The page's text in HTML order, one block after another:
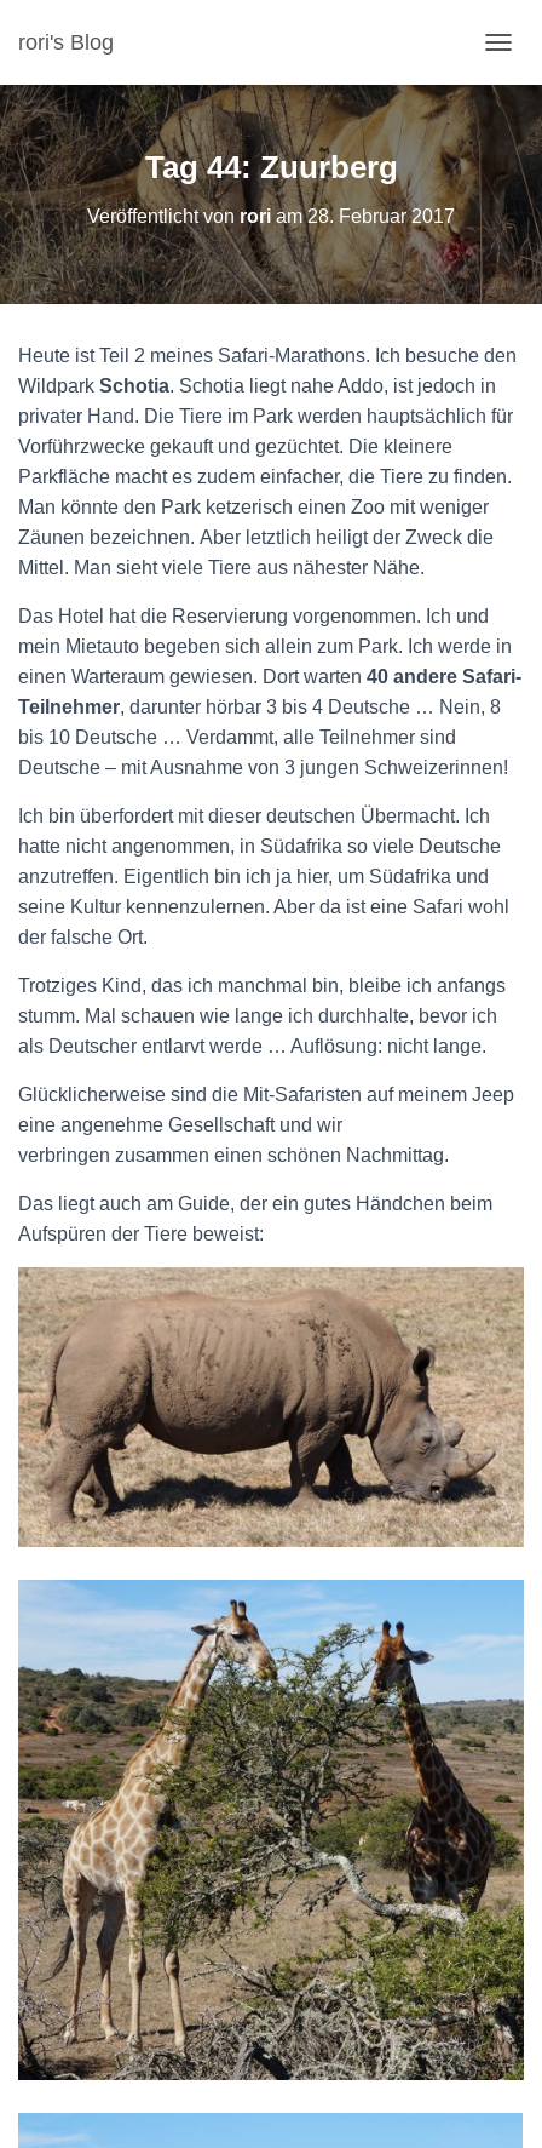
rori's Blog
A
V
A
T
I
O
N
U
C
A
E
Tag 44: Zuurberg
Veröffentlicht von rori am28. Februar 2017
Heute ist Teil 2 meines Safari-Marathons. Ich besuche den
Wildpark Schotia. Schotia liegt nahe Addo, ist jedoch in
privater Hand. Die Tiere im Park werden hauptsächlich für
Vorführzwecke gekauft und gezüchtet. Die kleinere
Parkfläche macht es zudem einfacher, die Tiere zu finden.
Man könnte den Park ketzerisch einen Zoo mit weniger
Zäunen bezeichnen. Aber letztlich heiligt der Zweck die
Mittel. Man sieht viele Tiere aus nähester Nähe.
Das Hotel hat die Reservierung vorgenommen. Ich und
mein Mietauto begeben sich allein zum Park. Ich werde in
einen Warteraum gewiesen. Dort warten 40 andere Safari-
Teilnehmer, darunter hörbar 3 bis 4 Deutsche … Nein, 8
bis 10 Deutsche … Verdammt, alle Teilnehmer sind
Deutsche – mit Ausnahme von 3 jungen Schweizerinnen!
Ich bin überfordert mit dieser deutschen Übermacht. Ich
hatte nicht angenommen, in Südafrika so viele Deutsche
anzutreffen. Eigentlich bin ich ja hier, um Südafrika und
seine Kultur kennenzulernen. Aber da ist eine Safari wohl
der falsche Ort.
Trotziges Kind, das ich manchmal bin, bleibe ich anfangs
stumm. Mal schauen wie lange ich durchhalte, bevor ich
als Deutscher entlarvt werde … Auflösung: nicht lange.
Glücklicherweise sind die Mit-Safaristen auf meinem Jeep
eine angenehme Gesellschaft und wir
verbringen zusammen einen schönen Nachmittag.
Das liegt auch am Guide, der ein gutes Händchen beim
Aufspüren der Tiere beweist: